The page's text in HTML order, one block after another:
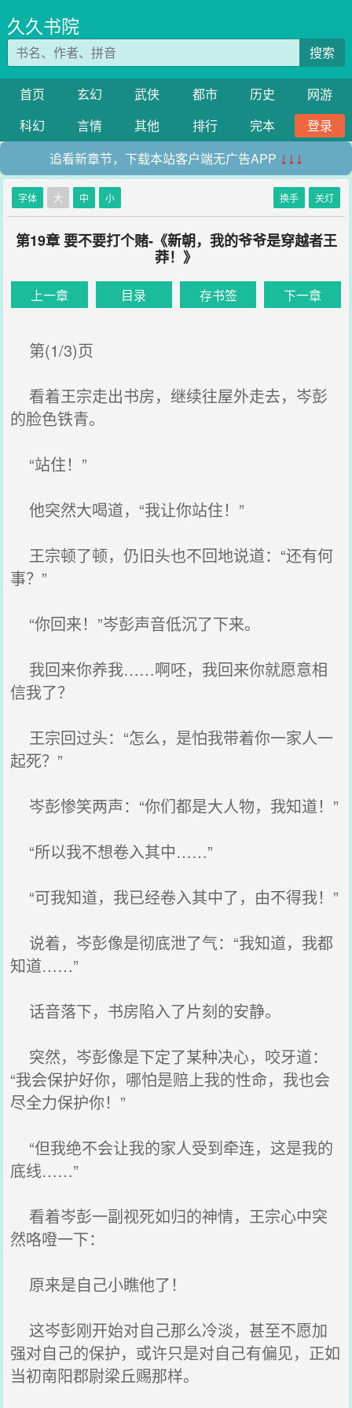
久久书院
搜索
首页 玄幻 武侠 都市 历史
网游
科幻
言情 其他 排行 完本
登录
追看新章节，下载本站客户端无广告APP ↓↓↓
字体 大 中 小 换手 关灯
第19章 要不要打个赌-《新朝，我的爷爷是穿越者王
莽！》
上一章 目录 存书签 下一章
第(1/3)页
看着王宗走出书房，继续往屋外走去，岑彭
的脸色铁青。
“站住！”
他突然大喝道，“我让你站住！”
王宗顿了顿，仍旧头也不回地说道：“还有何
事？”
“你回来！”岑彭声音低沉了下来。
我回来你养我……啊呸，我回来你就愿意相
信我了？
王宗回过头：“怎么，是怕我带着你一家人一
起死？”
岑彭惨笑两声：“你们都是大人物，我知道！”
“所以我不想卷入其中……”
“可我知道，我已经卷入其中了，由不得我！”
说着，岑彭像是彻底泄了气：“我知道，我都
知道……”
话音落下，书房陷入了片刻的安静。
突然，岑彭像是下定了某种决心，咬牙道：
“我会保护好你，哪怕是赔上我的性命，我也会
尽全力保护你！”
“但我绝不会让我的家人受到牵连，这是我的
底线……”
看着岑彭一副视死如归的神情，王宗心中突
然咯噔一下：
原来是自己小瞧他了！
这岑彭刚开始对自己那么冷淡，甚至不愿加
强对自己的保护，或许只是对自己有偏见，正如
当初南阳郡尉梁丘赐那样。